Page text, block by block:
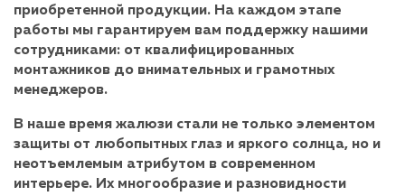
приобретенной продукции. На каждом этапе
работы мы гарантируем вам поддержку нашими
сотрудниками: от квалифицированных
монтажников до внимательных и грамотных
менеджеров.
В наше время жалюзи стали не только элементом
защиты от любопытных глаз и яркого солнца, но и
неотъемлемым атрибутом в современном
интерьере. Их многообразие и разновидности